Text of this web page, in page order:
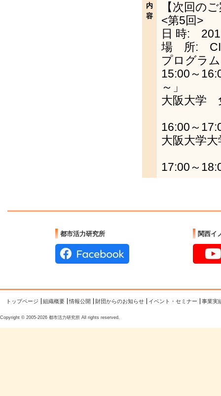
内
容
【次回の
<第5回>
日 時:
場 所:
プログラ
15:00～
～」
大阪大学
16:00～
大阪大学
17:00～
都市活力研究所 関西イ
トップページ 組織概要 情報公開 財団からのお知らせ イベント・セミナー 事業実
Copyright © 2005-2026 都市活力研究所 All rights reserved.